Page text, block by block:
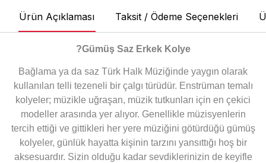
Ürün Açıklaması Taksit / Ödeme Seçenekleri
?Gümüş Saz Erkek Kolye
Bağlama ya da saz Türk Halk Müziğinde yaygın olarak
kullanılan telli tezeneli bir çalgı türüdür. Enstrüman temalı
kolyeler; müzikle uğraşan, müzik tutkunları için en çekici
modeller arasında yer alıyor. Genellikle müzisyenlerin
tercih ettiği ve gittikleri her yere müziğini götürdüğü gümüş
kolyeler, günlük hayatta kişinin tarzını yansıttığı hoş bir
aksesuardır. Sizin olduğu kadar sevdiklerinizin de keyifle